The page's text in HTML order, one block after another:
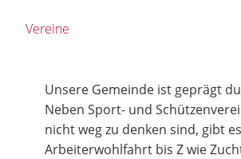
Vereine
Unsere Gemeinde ist geprägt
Neben Sport- und
nicht weg zu denken sind, gibt
Arbeiterwohlfahrt bis Z wie